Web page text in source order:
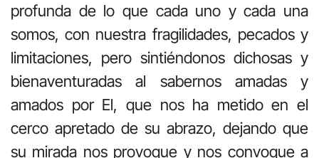
profunda de lo que cada uno y cada una
somos, con nuestra fragilidades, pecados y
limitaciones, pero sintiéndonos dichosas y
bienaventuradas al sabernos amadas y
amados por El, que nos ha metido en el
cerco apretado de su abrazo, dejando que
su mirada nos provoque y nos convoque a